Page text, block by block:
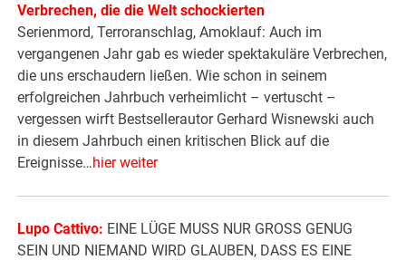
Verbrechen, die die Welt schockierten
Serienmord, Terroranschlag, Amoklauf: Auch im
vergangenen Jahr gab es wieder spektakuläre Verbrechen,
die uns erschaudern ließen. Wie schon in seinem
erfolgreichen Jahrbuch verheimlicht – vertuscht –
vergessen wirft Bestsellerautor Gerhard Wisnewski auch
in diesem Jahrbuch einen kritischen Blick auf die
Ereignisse…hier weiter
Lupo Cattivo: EINE LÜGE MUSS NUR GROSS GENUG
SEIN UND NIEMAND WIRD GLAUBEN, DASS ES EINE